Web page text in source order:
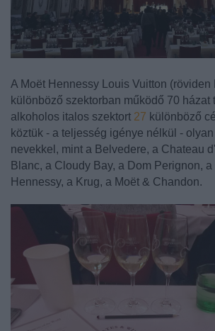
A Moët Hennessy Louis Vuitton (röviden
különböző szektorban működő 70 házat
alkoholos italos szektort 27 különböző
köztük - a teljesség igénye nélkül -
nevekkel, mint a Belvedere, a Chateau
Blanc, a Cloudy Bay, a Dom Perignon,
Hennessy, a Krug, a Moët & Chandon.